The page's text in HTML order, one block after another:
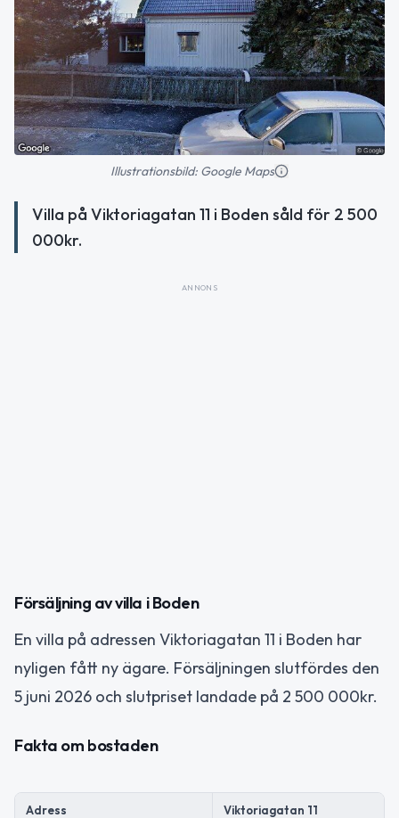
Illustrationsbild: Google Maps
Villa på Viktoriagatan 11 i Boden såld för 2 500
000kr.
ANNONS
Försäljning av villa i Boden
En villa på adressen Viktoriagatan 11 i Boden har
nyligen fått ny ägare. Försäljningen slutfördes den
5 juni 2026 och slutpriset landade på 2 500 000kr.
Fakta om bostaden
Adress Viktoriagatan 11